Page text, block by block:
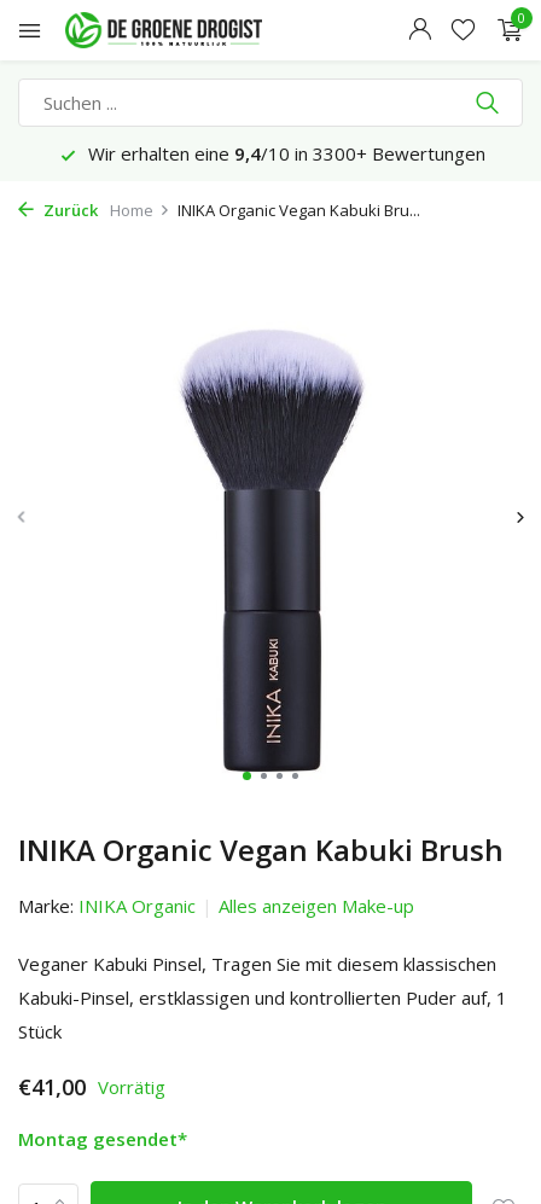
0
Wir erhalten eine 9,4/10 in 3300+ Bewertungen
Zurück Home INIKA Organic Vegan Kabuki Bru...
INIKA Organic Vegan Kabuki Brush
Marke: INIKA Organic Alles anzeigen Make-up
Veganer Kabuki Pinsel, Tragen Sie mit diesem klassischen
Kabuki-Pinsel, erstklassigen und kontrollierten Puder auf, 1
Stück
€41,00 Vorrätig
Montag gesendet*